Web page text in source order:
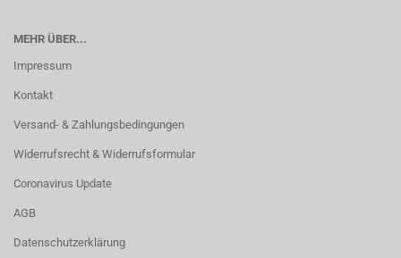
MEHR ÜBER...
Impressum
Kontakt
Versand- & Zahlungsbedingungen
Widerrufsrecht & Widerrufsformular
Coronavirus Update
AGB
Datenschutzerklärung